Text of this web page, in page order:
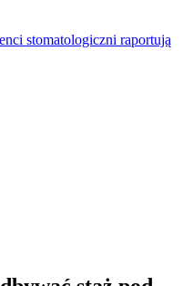
stomatologiczni raportują